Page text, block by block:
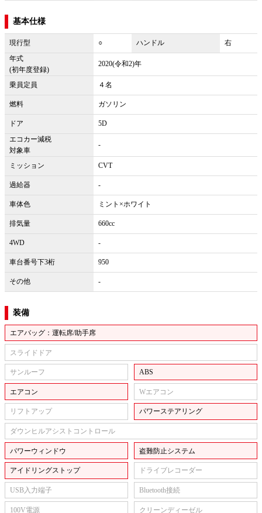
基本仕様
現行型 ○ ハンドル
右
年式
(初年度登録)
2020(令和2)年
乗員定員 ４名
燃料 ガソリン
ドア
5D
エコカー減税
対象車
-
ミッション CVT
過給器 -
車体色 ミント×ホワイト
排気量 660cc
4WD -
車台番号下3桁 950
その他 -
装備
エアバッグ：運転席/助手席
スライドドア
サンルーフ ABS
エアコン Wエアコン
リフトアップ パワーステアリング
ダウンヒルアシストコントロール
パワーウィンドウ 盗難防止システム
アイドリングストップ ドライブレコーダー
USB入力端子 Bluetooth接続
100V電源 クリーンディーゼル